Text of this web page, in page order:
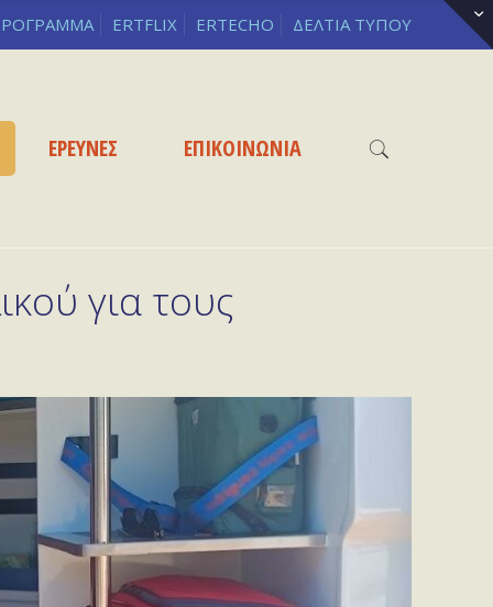
ERTFLIX ERTECHO ΔΕΛΤΙΑ ΤΥΠΟΥ
ΕΡΕΥΝΕΣ ΕΠΙΚΟΙΝΩΝΙΑ
για τους